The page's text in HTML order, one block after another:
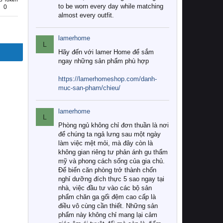
0
to be worn every day while matching
almost every outfit.
L
lamerhome
Hãy đến với lamer Home để sắm
ngay những sản phẩm phù hợp
https://lamerhomeshop.com/danh-
muc-san-pham/chieu/
L
lamerhome
Phòng ngủ không chỉ đơn thuần là nơi
để chúng ta ngả lưng sau một ngày
làm việc mệt mỏi, mà đây còn là
không gian riêng tư phản ánh gu thẩm
mỹ và phong cách sống của gia chủ.
Để biến căn phòng trở thành chốn
nghỉ dưỡng đích thực 5 sao ngay tại
nhà, việc đầu tư vào các bộ sản
phẩm chăn ga gối đệm cao cấp là
điều vô cùng cần thiết. Những sản
phẩm này không chỉ mang lại cảm